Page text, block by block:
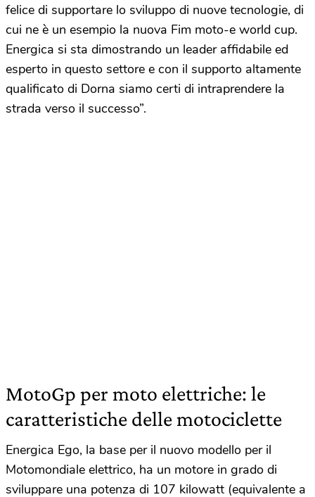
felice di supportare lo sviluppo di nuove tecnologie, di
cui ne è un esempio la nuova Fim moto-e world cup.
Energica si sta dimostrando un leader affidabile ed
esperto in questo settore e con il supporto altamente
qualificato di Dorna siamo certi di intraprendere la
strada verso il successo”.
MotoGp per moto elettriche: le
caratteristiche delle motociclette
Energica Ego, la base per il nuovo modello per il
Motomondiale elettrico, ha un motore in grado di
sviluppare una potenza di 107 kilowatt (equivalente a